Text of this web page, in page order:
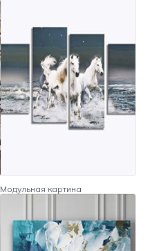
Модульная картина